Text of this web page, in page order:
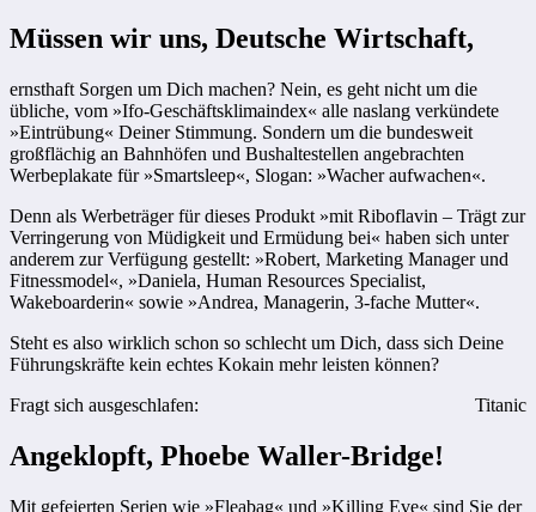
Müssen wir uns, Deutsche Wirtschaft,
ernsthaft Sorgen um Dich machen? Nein, es geht nicht um die
übliche, vom »Ifo-Geschäftsklimaindex« alle naslang verkündete
»Eintrübung« Deiner Stimmung. Sondern um die bundesweit
großflächig an Bahnhöfen und Bushaltestellen angebrachten
Werbeplakate für »Smartsleep«, Slogan: »Wacher aufwachen«.
Denn als Werbeträger für dieses Produkt »mit Riboflavin – Trägt zur
Verringerung von Müdigkeit und Ermüdung bei« haben sich unter
anderem zur Verfügung gestellt: »Robert, Marketing Manager und
Fitnessmodel«, »Daniela, Human Resources Specialist,
Wakeboarderin« sowie »Andrea, Managerin, 3-fache Mutter«.
Steht es also wirklich schon so schlecht um Dich, dass sich Deine
Führungskräfte kein echtes Kokain mehr leisten können?
Fragt sich ausgeschlafen:
Titanic
Angeklopft, Phoebe Waller-Bridge!
Mit gefeierten Serien wie »Fleabag« und »Killing Eve« sind Sie der